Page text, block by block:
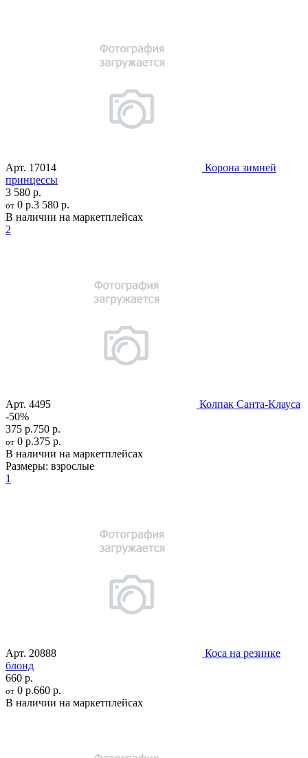
Арт. 17014
Корона зимней
принцессы
3 580 р.
от 0 р.3 580 р.
В наличии на маркетплейсах
2
Арт. 4495
Колпак Санта-Клауса
-50%
375 р.750 р.
от 0 р.375 р.
В наличии на маркетплейсах
Размеры: взрослые
1
Арт. 20888
Коса на резинке
блонд
660 р.
от 0 р.660 р.
В наличии на маркетплейсах